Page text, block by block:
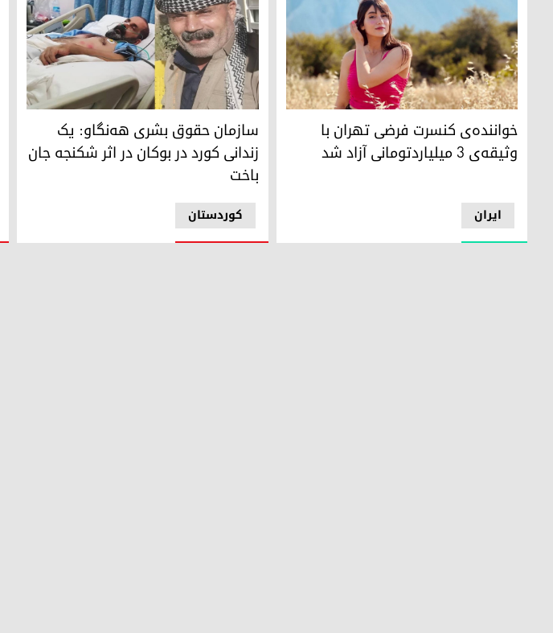
پرستو احمدی با وثیقه‌ی ٣میلیارد تومانی آزاد شد
ایران
خواننده‌ی کنسرت فرضی تهران با
وثیقه‌ی ٣ میلیاردتومانی آزاد شد
محمد حاجی رسول‌پور
کوردستان
سازمان حقوق بشری هه‌نگاو: یک
زندانی کورد در بوکان در اثر شکنجه جان
باخت